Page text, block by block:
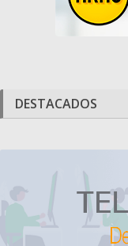
DESTACADOS